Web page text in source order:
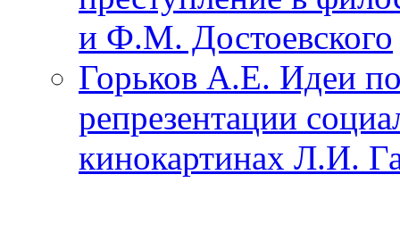
и Ф.М. Достоевского
Горьков А.Е. Идеи
репрезентации
кинокартинах Л.И.